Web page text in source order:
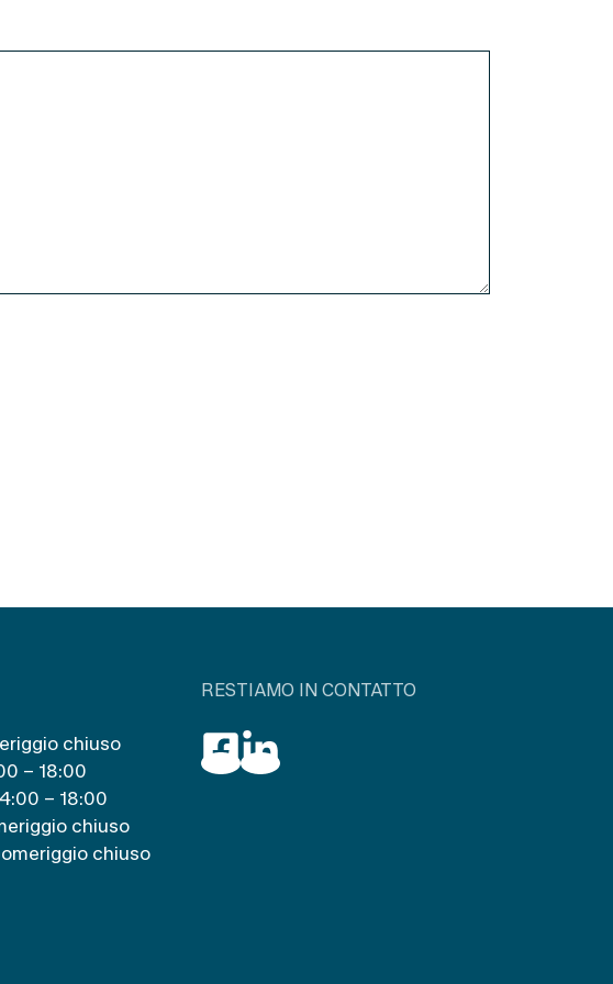
chiuso
– 18:00
– 18:00
chiuso
chiuso
RESTIAMO IN CONTATTO